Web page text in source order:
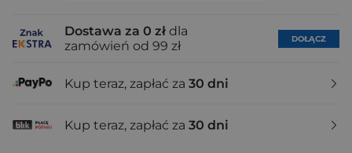
Dostawa za 0 zł dla
zamówień od 99 zł
DOŁĄCZ
Kup teraz, zapłać za 30 dni
Kup teraz, zapłać za 30 dni